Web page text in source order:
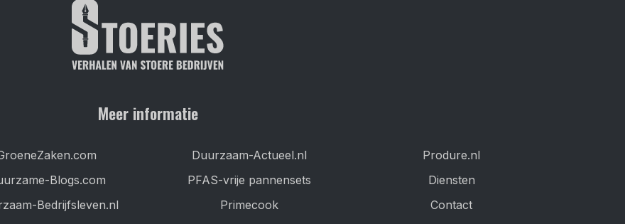
Meer informatie
Blogs.com
Bedrijfsleven.nl
Duurzaam-Actueel.nl
PFAS-vrije pannensets
Primecook
Produre.nl
Diensten
Contact